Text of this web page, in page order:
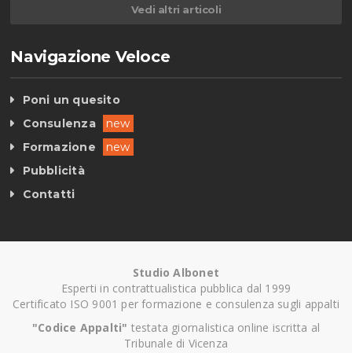
Vedi altri articoli
Navigazione Veloce
Poni un quesito
Consulenza
new
Formazione
new
Pubblicità
Contatti
Studio Albonet
Esperti in contrattualistica pubblica dal 1999
Certificato ISO 9001 per formazione e consulenza sugli appalti
"Codice Appalti" testata giornalistica online iscritta al
Tribunale di Vicenza